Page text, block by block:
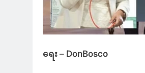
ရေး – DonBosco